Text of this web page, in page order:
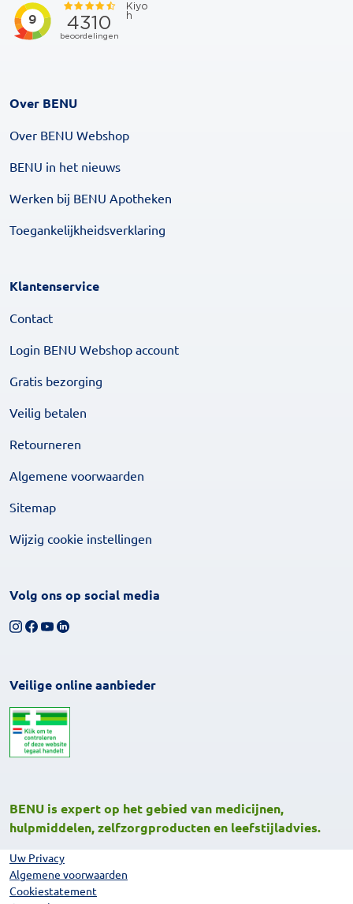
Over BENU
Over BENU Webshop
BENU in het nieuws
Werken bij BENU Apotheken
Toegankelijkheidsverklaring
Klantenservice
Contact
Login BENU Webshop account
Gratis bezorging
Veilig betalen
Retourneren
Algemene voorwaarden
Sitemap
Wijzig cookie instellingen
Volg ons op social media
Volg ons op Instagram
Volg ons op Facebook
Bekijk ons YouTube-kanaal
Volg ons op LinkedIn
Veilige online aanbieder
BENU is expert op het gebied van medicijnen,
hulpmiddelen, zelfzorgproducten en leefstijladvies.
Uw Privacy
Algemene voorwaarden
Cookiestatement